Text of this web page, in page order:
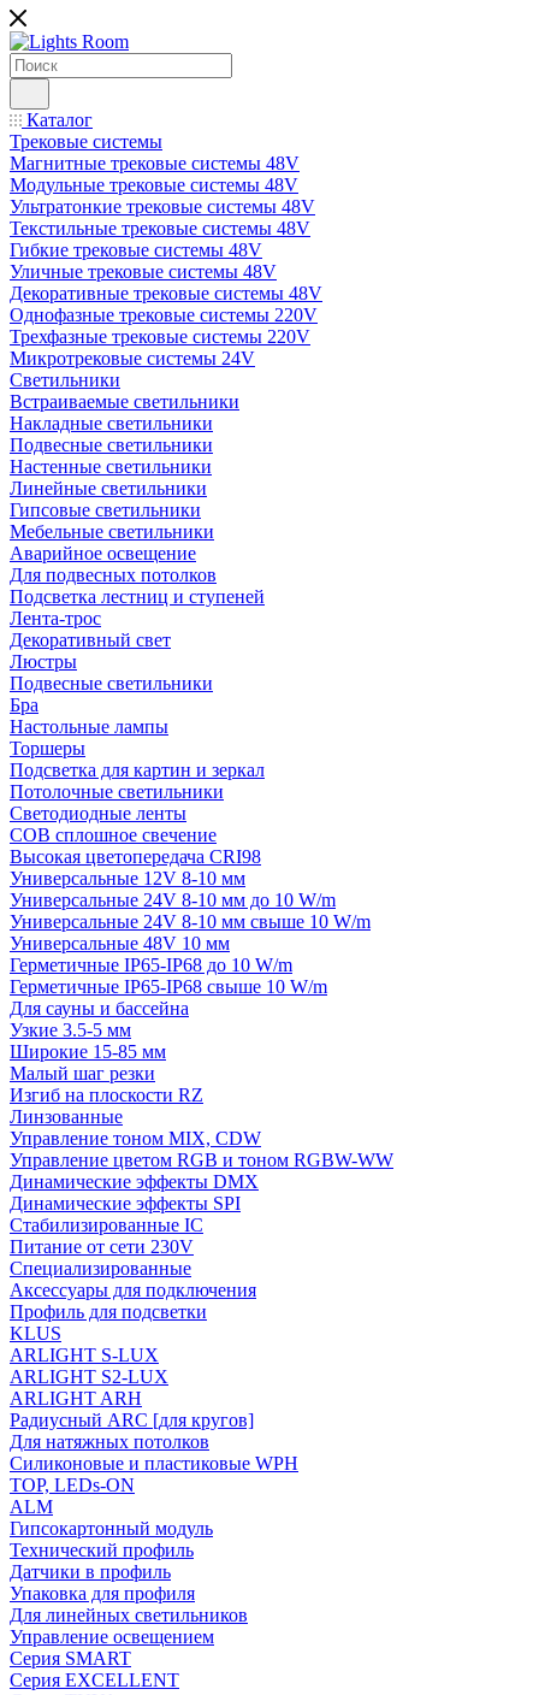
Каталог
Трековые системы
Магнитные трековые системы 48V
Модульные трековые системы 48V
Ультратонкие трековые системы 48V
Текстильные трековые системы 48V
Гибкие трековые системы 48V
Уличные трековые системы 48V
Декоративные трековые системы 48V
Однофазные трековые системы 220V
Трехфазные трековые системы 220V
Микротрековые системы 24V
Светильники
Встраиваемые светильники
Накладные светильники
Подвесные светильники
Настенные светильники
Линейные светильники
Гипсовые светильники
Мебельные светильники
Аварийное освещение
Для подвесных потолков
Подсветка лестниц и ступеней
Лента-трос
Декоративный свет
Люстры
Подвесные светильники
Бра
Настольные лампы
Торшеры
Подсветка для картин и зеркал
Потолочные светильники
Светодиодные ленты
COB сплошное свечение
Высокая цветопередача CRI98
Универсальные 12V 8-10 мм
Универсальные 24V 8-10 мм до 10 W/m
Универсальные 24V 8-10 мм свыше 10 W/m
Универсальные 48V 10 мм
Герметичные IP65-IP68 до 10 W/m
Герметичные IP65-IP68 свыше 10 W/m
Для сауны и бассейна
Узкие 3.5-5 мм
Широкие 15-85 мм
Малый шаг резки
Изгиб на плоскости RZ
Линзованные
Управление тоном MIX, CDW
Управление цветом RGB и тоном RGBW-WW
Динамические эффекты DMX
Динамические эффекты SPI
Стабилизированные IC
Питание от сети 230V
Специализированные
Аксессуары для подключения
Профиль для подсветки
KLUS
ARLIGHT S-LUX
ARLIGHT S2-LUX
ARLIGHT ARH
Радиусный ARC [для кругов]
Для натяжных потолков
Силиконовые и пластиковые WPH
TOP, LEDs-ON
ALM
Гипсокартонный модуль
Технический профиль
Датчики в профиль
Упаковка для профиля
Для линейных светильников
Управление освещением
Серия SMART
Серия EXCELLENT